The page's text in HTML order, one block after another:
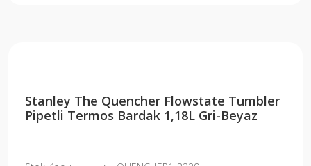
Stanley The Quencher Flowstate Tumbler
Pipetli Termos Bardak 1,18L Gri-Beyaz